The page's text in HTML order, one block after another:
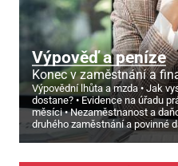
Výpověď a peníze
Konec v zaměstnání a
Výpovědní lhůta a mzda
Jak
dostane?
Evidence na úřadu
měsíci
Nezaměstnanost a
druhého zaměstnání a povinné